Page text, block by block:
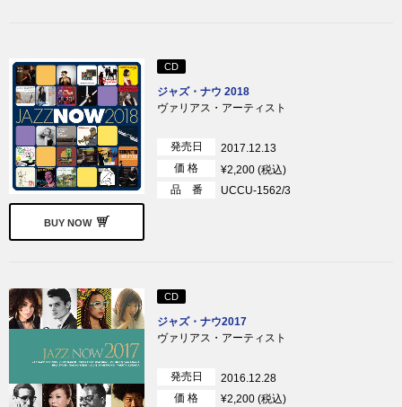
BUY NOW
CD
ジャズ・ナウ 2018
ヴァリアス・アーティスト
発売日
2017.12.13
価 格
¥2,200 (税込)
品 番
UCCU-1562/3
CD
ジャズ・ナウ2017
ヴァリアス・アーティスト
発売日
2016.12.28
価 格
¥2,200 (税込)